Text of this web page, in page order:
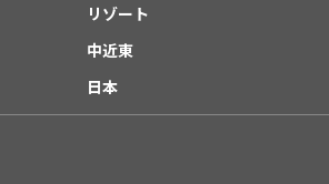
リゾート
中近東
日本